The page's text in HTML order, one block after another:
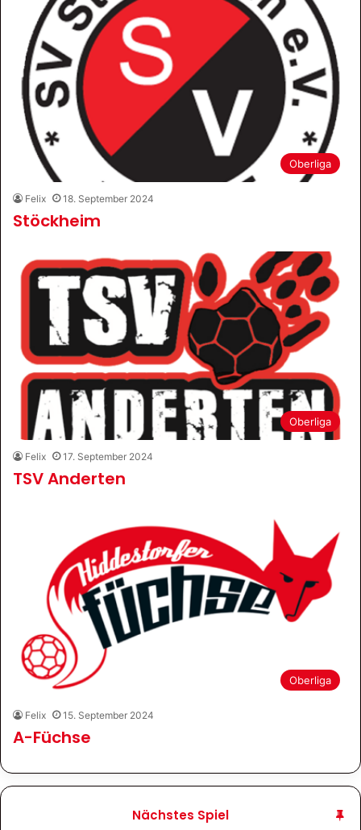
Oberliga
Felix 18. September 2024
Stöckheim
Oberliga
Felix 17. September 2024
TSV Anderten
Oberliga
Felix 15. September 2024
A-Füchse
Nächstes Spiel